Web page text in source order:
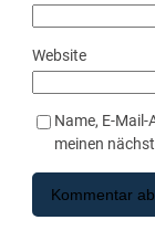
Website
Name, E-
meinen